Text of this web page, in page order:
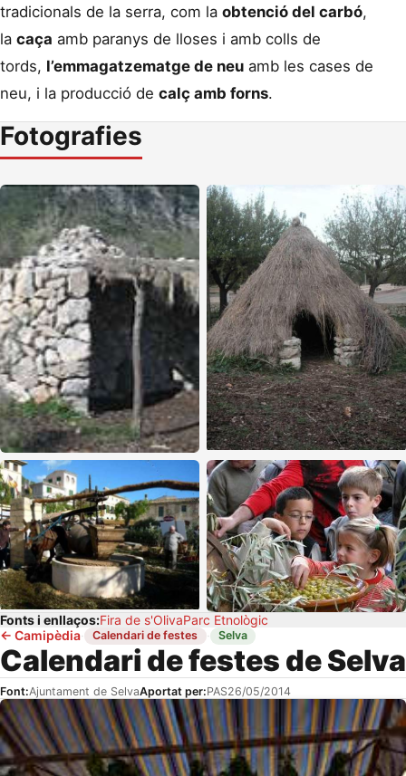
tradicionals de la serra, com la obtenció del carbó,
la caça amb paranys de lloses i amb colls de
tords, l’emmagatzematge de neu amb les cases de
neu, i la producció de calç amb forns.
Fotografies
Fonts i enllaços:Fira de s'OlivaParc Etnològic
← Camipèdia· Calendari de festes · Selva
Calendari de festes de Selva
Font:Ajuntament de SelvaAportat per:PAS26/05/2014